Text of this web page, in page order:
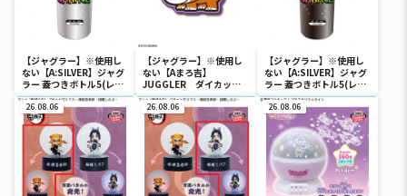
【ジャグラー】※使用し
ない【A:SILVER】ジャグ
ラー 蓋つきボトル5(レイ
ンボー)
【ジャグラー】※使用し
ない【Aまろ吉】
JUGGLER ダイカット
マットvol.4
【ジャグラー】※使用し
ない【A:SILVER】ジャグ
ラー 蓋つきボトル5(レイ
ンボー)
26.08.06 26.08.06 26.08.06